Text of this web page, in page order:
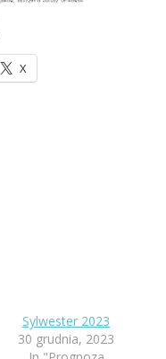
X
Sylwester 2023
30 grudnia, 2023